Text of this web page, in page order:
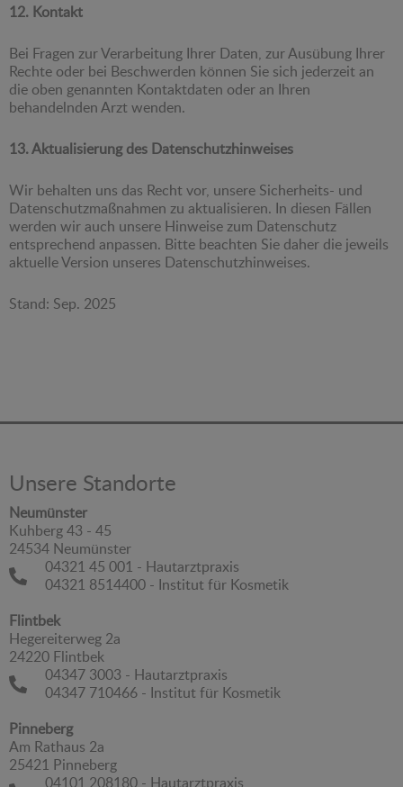
12. Kontakt
Bei Fragen zur Verarbeitung Ihrer Daten, zur Ausübung Ihrer
Rechte oder bei Beschwerden können Sie sich jederzeit an
die oben genannten Kontaktdaten oder an Ihren
behandelnden Arzt wenden.
13. Aktualisierung des Datenschutzhinweises
Wir behalten uns das Recht vor, unsere Sicherheits- und
Datenschutzmaßnahmen zu aktualisieren. In diesen Fällen
werden wir auch unsere Hinweise zum Datenschutz
entsprechend anpassen. Bitte beachten Sie daher die jeweils
aktuelle Version unseres Datenschutzhinweises.
Stand: Sep. 2025
Unsere Standorte
Neumünster
Kuhberg 43 - 45
24534 Neumünster
04321 45 001 - Hautarztpraxis
04321 8514400 - Institut für Kosmetik
Flintbek
Hegereiterweg 2a
24220 Flintbek
04347 3003 - Hautarztpraxis
04347 710466 - Institut für Kosmetik
Pinneberg
Am Rathaus 2a
25421 Pinneberg
04101 208180 - Hautarztpraxis